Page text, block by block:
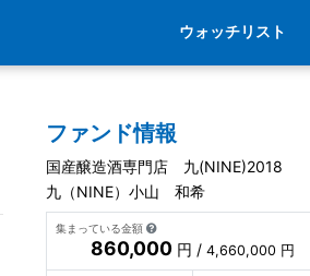
ウォッチリスト
ファンド情報
国産醸造酒専門店 九(NINE)2018
九（NINE）小山 和希
集まっている金額
860,000 円 /4,660,000 円